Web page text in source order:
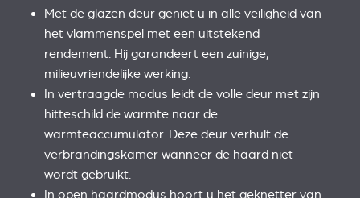
Met de glazen deur geniet u in alle veiligheid van
het vlammenspel met een uitstekend
rendement. Hij garandeert een zuinige,
milieuvriendelijke werking.
In vertraagde modus leidt de volle deur met zijn
hitteschild de warmte naar de
warmteaccumulator. Deze deur verhult de
verbrandingskamer wanneer de haard niet
wordt gebruikt.
In open haardmodus hoort u het geknetter van